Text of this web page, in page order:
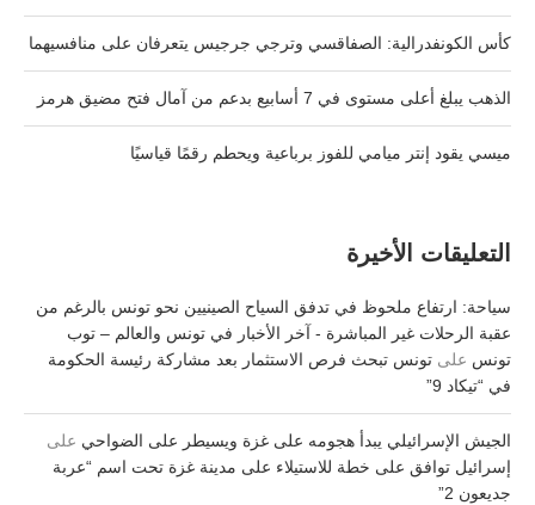
كأس الكونفدرالية: الصفاقسي وترجي جرجيس يتعرفان على منافسيهما
الذهب يبلغ أعلى مستوى في 7 أسابيع بدعم من آمال فتح مضيق هرمز
ميسي يقود إنتر ميامي للفوز برباعية ويحطم رقمًا قياسيًا
التعليقات الأخيرة
سياحة: ارتفاع ملحوظ في تدفق السياح الصينيين نحو تونس بالرغم من
عقبة الرحلات غير المباشرة - آخر الأخبار في تونس والعالم – توب
تونس على تونس تبحث فرص الاستثمار بعد مشاركة رئيسة الحكومة
في “تيكاد 9”
الجيش الإسرائيلي يبدأ هجومه على غزة ويسيطر على الضواحي على
إسرائيل توافق على خطة للاستيلاء على مدينة غزة تحت اسم “عربة
جديعون 2”